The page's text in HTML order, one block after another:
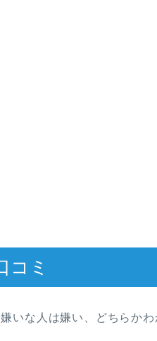
コミ
いな人は嫌い、どちらかわ